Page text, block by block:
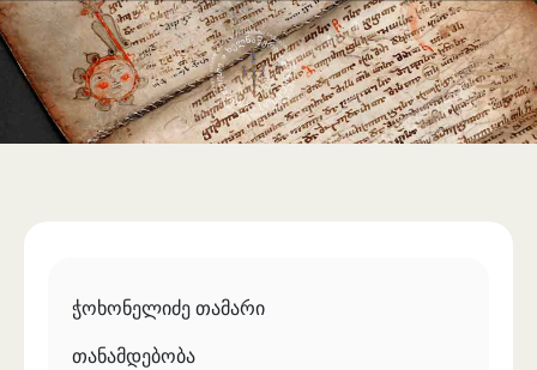
ჭოხონელიძე თამარი
თანამდებობა